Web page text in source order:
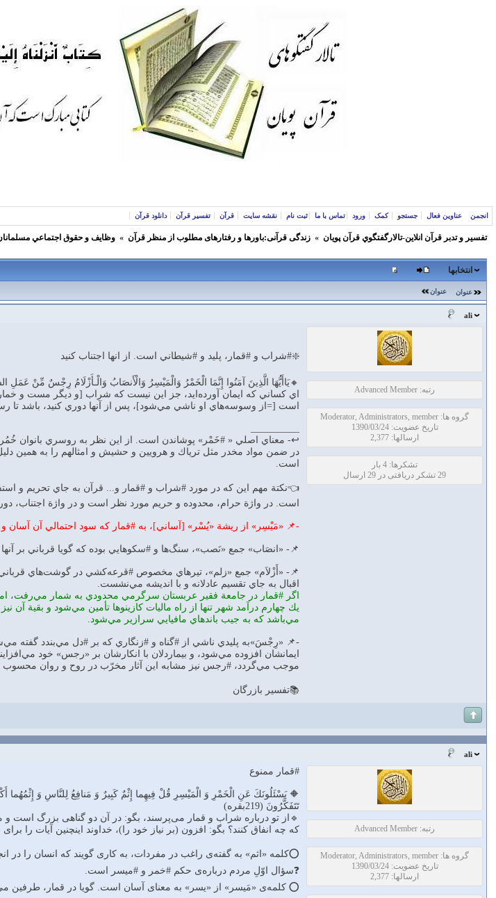
انجمن عناوین فعال جستجو کمک ورود تماس با ما ثبت نام نقشه سایت قرآن تفسیر قرآن دانلود قرآن
تفسير و‌ تدبر قرآن انلاين-تالارگفتگوي قرآن پویان » زندگی قرآنی:باورها و رفتارهای مطلوب از منظر قرآن » وظايف و حقوق اجتماعي
انتخابها
عنوان عنوان
ali
رتبه: Advanced Member
گروه ها: Moderator, Administrators, member
تاریخ عضویت: 1390/03/24
ارسالها: 2,377
تشکرها: 4 بار
29 تشکر دریافتی در 29 ارسال
❇️#شراب و #قمار، پليد و #شيطاني است. از انها اجتناب كنيد
🔸يَاأَيُّهَا الَّذِينَ آمَنُوا إِنَّمَا الْخَمْرُ وَالْمَيْسِرُ وَالْأَنصَابُ وَالْـأَزْلَامُ رِجْسٌ مِّنْ عَمَلِ
اي كساني كه ايمان آورده‌ايد، جز اين نيست كه شراب [و ديگر مست و
است [=از وسوسه‌هاي او ناشي مي‌شود]، پس از آنها دوري كنيد، باشد تا
↩️- معناي اصلي « #خَمْر» پوشاندن است. از اين نظر به روسري بانوان
در ضمن مواد مخدر مثل ترياك و هرويين و حشيش و امثالهم را به همين
است.
👈نكتة مهم اين كه در مورد #شراب و #قمار و... قرآن به جاي تحريم و
است. در واژة حرام، محدوده و حريم مورد نظر است و در واژة اجتناب،
-📌 «مَيْسِر» از ريشة «يُسْر» [آساني]، به #قمار كه سود احتمالي آن
📌- «انصَاب» جمع «نَصب»، سنگ‌ها و #سكوهايي بوده كه گويا قرباني بر
📌- «أَزْلاَم» جمع «زلم»، تيرهاي مخصوص #قرعه‌كشي در گوشت‌هاي قرباني
اقبال به جاي تقسيم عادلانه و با انديشه مي‌نشست.
يك چهارم درآمد شهر تنها از راه ماليات كازينوها تأمين مي‌شود و بقية آن
مي‌باشد كه به جيب باندهاي مافيايي سرازير مي‌شود.
-📌 «رِجْسَ»به پليدي ناشي از #گناه و #زنگاري که بر #دل مي‌بندد گفته
ايمانشان افزوده مي‌شود، و بيماردلان با انکارشان بر «رجس» خود
موجب مي‌گردد، #رجس نيز مشابه اين آثار مخرّب در روح و روان
📚تفسير بازرگان
ali
رتبه: Advanced Member
گروه ها: Moderator, Administrators, member
تاریخ عضویت: 1390/03/24
ارسالها: 2,377
#قمار ممنوع
🔶 يَسْئَلُونَكَ عَنِ الْخَمْرِ وَ الْمَيْسِرِ قُلْ فِيهِما إِثْمٌ كَبِيرٌ وَ مَنافِعُ لِلنَّاسِ وَ إِثْمُهُما
تَتَفَكَّرُونَ (‌219بقره)
🔹از تو درباره شراب و قمار مى‌پرسند، بگو: در آن دو گناهى بزرگ است و
كه چه انفاق كنند؟ بگو: افزون (بر نياز خود را)، خداوند اينچنين آيات را
⭕كلمه «اثم» به گفته‌ى راغب در مفردات، به كارى گويند كه انسان را در
❓سؤال اوّلِ مردم درباره‌ى حكم #خمر و #ميسر است.
⭕ كلمه‌ى «مَيسر» از «يسر» به معناى آسان است. گويا در قمار، طرفين